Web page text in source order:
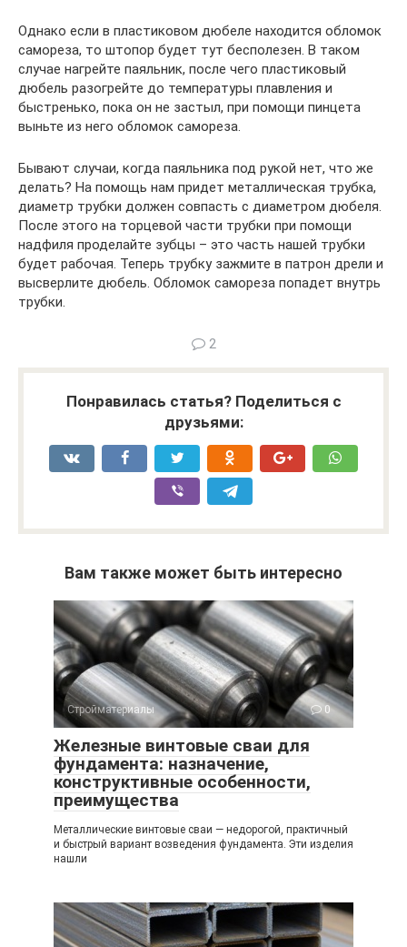
Однако если в пластиковом дюбеле находится обломок
самореза, то штопор будет тут бесполезен. В таком
случае нагрейте паяльник, после чего пластиковый
дюбель разогрейте до температуры плавления и
быстренько, пока он не застыл, при помощи пинцета
выньте из него обломок самореза.
Бывают случаи, когда паяльника под рукой нет, что же
делать? На помощь нам придет металлическая трубка,
диаметр трубки должен совпасть с диаметром дюбеля.
После этого на торцевой части трубки при помощи
надфиля проделайте зубцы – это часть нашей трубки
будет рабочая. Теперь трубку зажмите в патрон дрели и
высверлите дюбель. Обломок самореза попадет внутрь
трубки.
2
Понравилась статья? Поделиться с
друзьями:
Вам также может быть интересно
Стройматериалы 0
Железные винтовые сваи для
фундамента: назначение,
конструктивные особенности,
преимущества
Металлические винтовые сваи — недорогой, практичный
и быстрый вариант возведения фундамента. Эти изделия
нашли